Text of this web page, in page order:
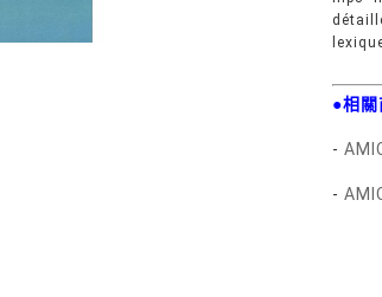
●相
-
-